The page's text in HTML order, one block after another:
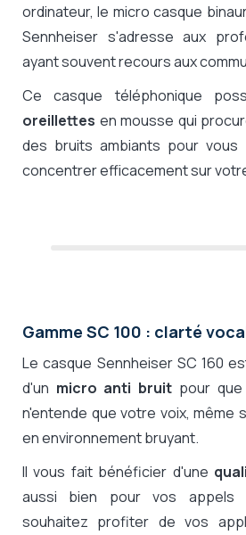
ordinateur, le micro casque
Sennheiser s'adresse aux
ayant souvent recours aux
Ce casque téléphonique
oreillettes en mousse qui
des bruits ambiants pour
concentrer efficacement sur
Gamme SC 100 : clarté
Le casque Sennheiser SC 160
d'un micro anti bruit pour
n'entende que votre voix, même
en environnement bruyant.
Il vous fait bénéficier d'une
aussi bien pour vos appels
souhaitez profiter de vos